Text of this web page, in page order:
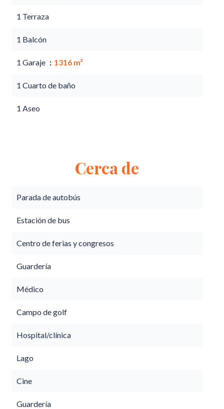
1 Terraza
1 Balcón
1 Garaje 1316 m²
1 Cuarto de baño
1 Aseo
Cerca de
Parada de autobús
Estación de bus
Centro de ferias y congresos
Guardería
Médico
Campo de golf
Hospital/clínica
Lago
Cine
Guardería